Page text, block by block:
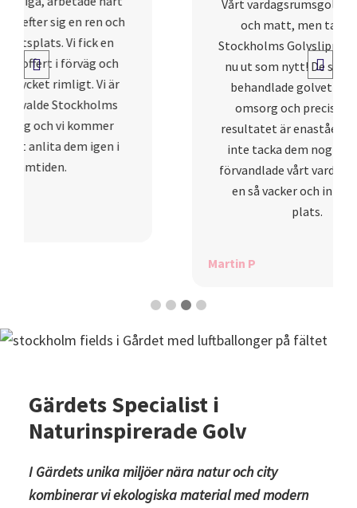
Vårt vardagsrumsgolv var slitet
och matt, men tack vare
Stockholms Golvslipning ser det
nu ut som nytt! De slipade och
behandlade golvet med stor
omsorg och precision, och
resultatet är enastående. Vi kan
inte tacka dem nog för att de
förvandlade vårt vardagsrum till
en så vacker och inbjudande
Gärdets Specialist i
Naturinspirerade Golv
I Gärdets unika miljöer nära natur och city
kombinerar vi ekologiska material med modern